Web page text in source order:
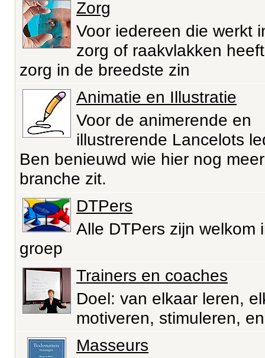
Zorg
Voor iedereen die werkt
zorg of raakvlakken
zorg in de breedste zin
Animatie en Illustratie
Voor de animerende en
illustrerende Lancelots
Ben benieuwd wie hier nog
branche zit.
DTPers
Alle DTPers zijn welkom
groep
Trainers en coaches
Doel: van elkaar leren,
motiveren, stimuleren,
Masseurs